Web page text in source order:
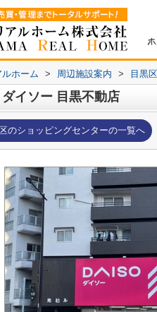
ホーム > 周辺施設案内 > 目黒区
イソー 目黒不動店
のショッピングセンターの一覧へ